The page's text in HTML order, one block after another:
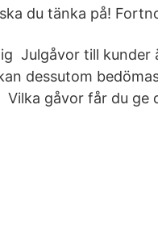
du tänka på!
Julgåvor till kunder
dessutom
gåvor får du ge